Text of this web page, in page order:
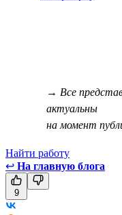
→ Все
актуальны
на момент
Найти работу
↩ На главную блога
9